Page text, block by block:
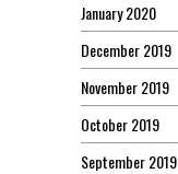
January 2020
December 2019
November 2019
October 2019
September 2019